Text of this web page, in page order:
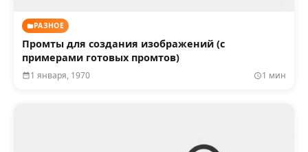
РАЗНОЕ
Промты для создания изображений (с
примерами готовых промтов)
1 января, 1970 1 мин